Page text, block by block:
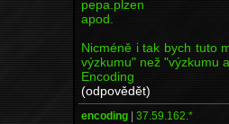
pepa.plzen
apod.
Nicméně i tak bych tuto
výzkumu" než "výzkumu
Encoding
(odpovědět)
encoding | 37.59.162.*